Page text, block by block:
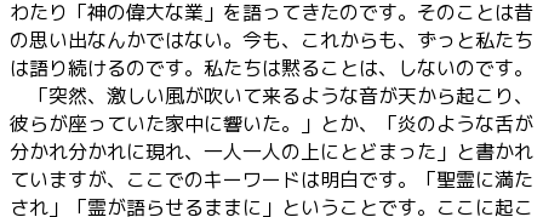
わたり「神の偉大な業」を語ってきたのです。そのことは昔
の思い出なんかではない。今も、これからも、ずっと私たち
は語り続けるのです。私たちは黙ることは、しないのです。
「突然、激しい風が吹いて来るような音が天から起こり、
彼らが座っていた家中に響いた。」とか、「炎のような舌が
分かれ分かれに現れ、一人一人の上にとどまった」と書かれ
ていますが、ここでのキーワードは明白です。「聖霊に満た
され」「霊が語らせるままに」ということです。ここに起こ